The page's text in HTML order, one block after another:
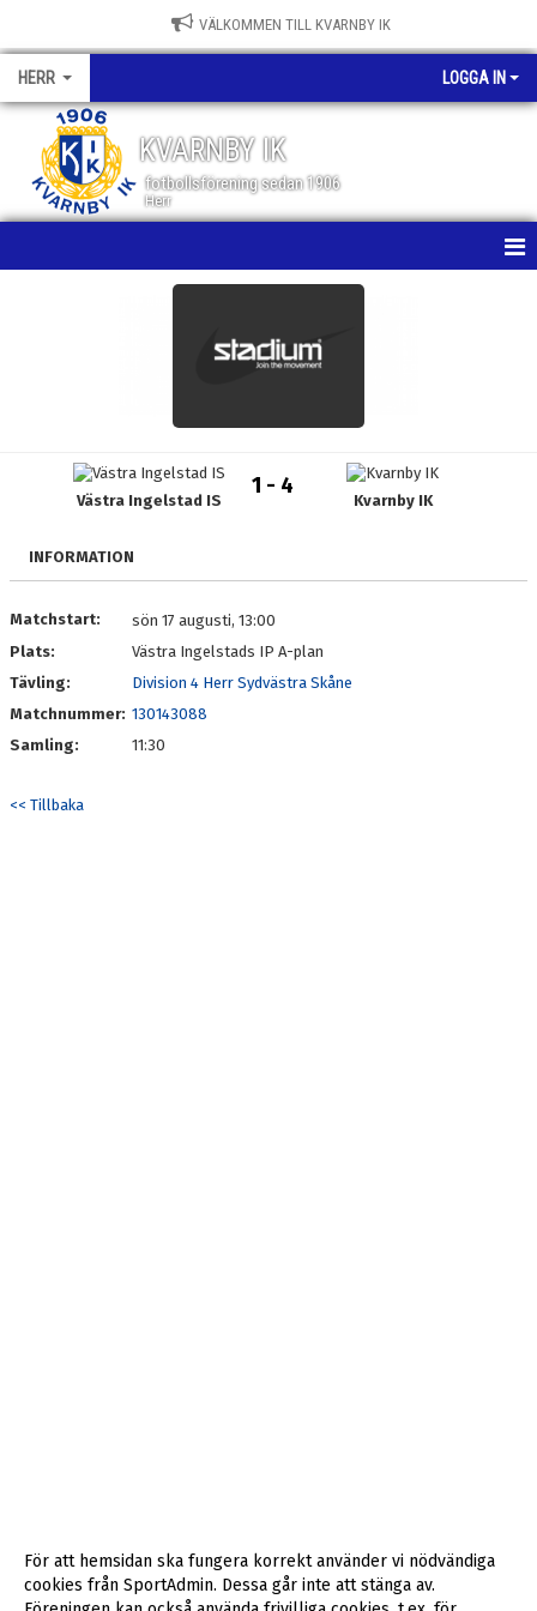
VÄLKOMMEN TILL KVARNBY IK
HERR LOGGA IN
KVARNBY IK
fotbollsförening sedan 1906
Herr
TRUPPEN
OM LAGET
DOKUMENT
KONTAKT
Västra Ingelstad IS
1 - 4
Kvarnby IK
INFORMATION
Matchstart:
sön 17 augusti, 13:00
Plats:
Västra Ingelstads IP A-plan
Tävling:
Division 4 Herr Sydvästra Skåne
Matchnummer: 130143088
Samling:
11:30
<< Tillbaka
För att hemsidan ska fungera korrekt använder vi nödvändiga
cookies från SportAdmin. Dessa går inte att stänga av.